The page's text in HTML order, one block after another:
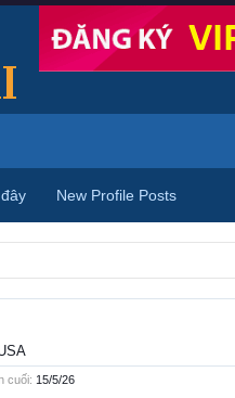
cuối: 15/5/26
New Profile Posts